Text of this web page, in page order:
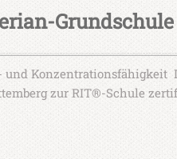
Grundschule
und
zur RIT®-Schule